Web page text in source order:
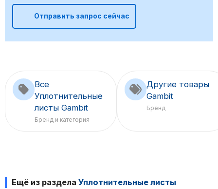
Отправить запрос сейчас
Все
Уплотнительные
листы Gambit
Бренд и категория
Другие товары
Gambit
Бренд
Ещё из раздела Уплотнительные листы